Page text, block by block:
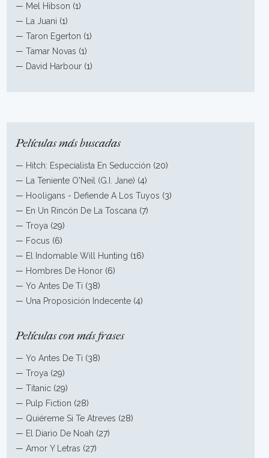
— Mel Hibson (1)
—
La Juani (1)
—Taron Egerton (1)
—Tamar Novas (1)
— David Harbour (1)
Películas más buscadas
— Hitch: Especialista En Seducción (20)
—
La Teniente O'Neil (G.I. Jane) (4)
— Hooligans - Defiende A Los Tuyos (3)
— En Un Rincón De La Toscana (7)
—Troya (29)
— Focus (6)
— El Indomable Will Hunting (16)
— Hombres De Honor (6)
—Yo Antes De Ti (38)
— Una Proposición Indecente (4)
Películas con más frases
—Yo Antes De Ti (38)
—Troya (29)
—Titanic (29)
— Pulp Fiction (28)
— Quiéreme Si Te Atreves (28)
— El Diario De Noah (27)
—Amor Y Letras (27)